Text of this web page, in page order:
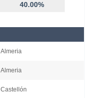
40.00%
Almeria
Almeria
Castellón